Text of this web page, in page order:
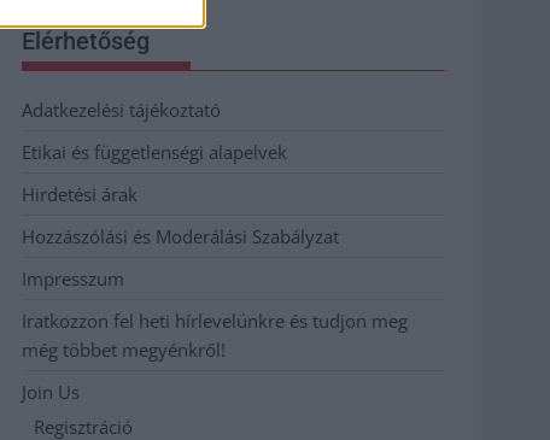
Elérhetőség
Adatkezelési tájékoztató
Etikai és függetlenségi alapelvek
Hirdetési árak
Hozzászólási és Moderálási Szabályzat
Impresszum
Iratkozzon fel heti hírlevelünkre és tudjon meg
még többet megyénkről!
Join Us
Regisztráció